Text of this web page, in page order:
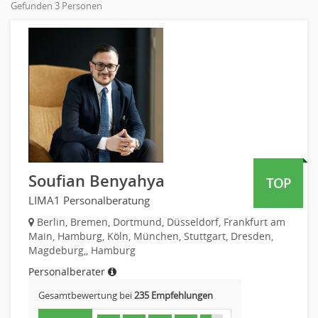
Online-Marketing
PR, Unternehmenskommunikation
Produktmanagement
Strategisches Marketing
Vertriebsmarketing
Human Resources
Personal Leitung, Teamleitung
rec2rec
Recruiting, Personalmarketing
Referent
Anwaltschaft
Justiziariat, Rechtsabteilung
Notar-, Justizfachangestellter, Anwaltsfachgehilfe
Notariat
Richter, Justizbeamte
Analyst
Telekommunikation
Textilien & Bekleidung
Transport & Logistik
Unternehmensberatung
Versicherungen
Gefunden 3 Personen
TOP
Soufian Benyahya
LIMA1 Personalberatung
Berlin, Bremen, Dortmund, Düsseldorf, Frankfurt am
Main, Hamburg, Köln, München, Stuttgart, Dresden,
Magdeburg,, Hamburg
Personalberater
Gesamtbewertung bei235 Empfehlungen